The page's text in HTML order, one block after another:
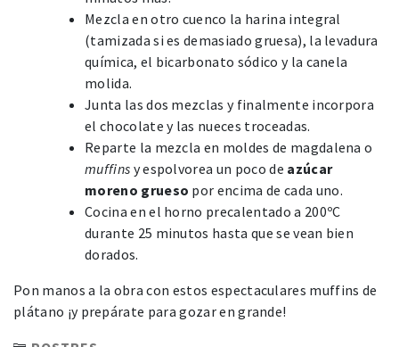
Mezcla en otro cuenco la harina integral
(tamizada si es demasiado gruesa), la levadura
química, el bicarbonato sódico y la canela
molida.
Junta las dos mezclas y finalmente incorpora
el chocolate y las nueces troceadas.
Reparte la mezcla en moldes de magdalena o
muffins y espolvorea un poco de azúcar
moreno grueso por encima de cada uno.
Cocina en el horno precalentado a 200ºC
durante 25 minutos hasta que se vean bien
dorados.
Pon manos a la obra con estos espectaculares muffins de
plátano ¡y prepárate para gozar en grande!